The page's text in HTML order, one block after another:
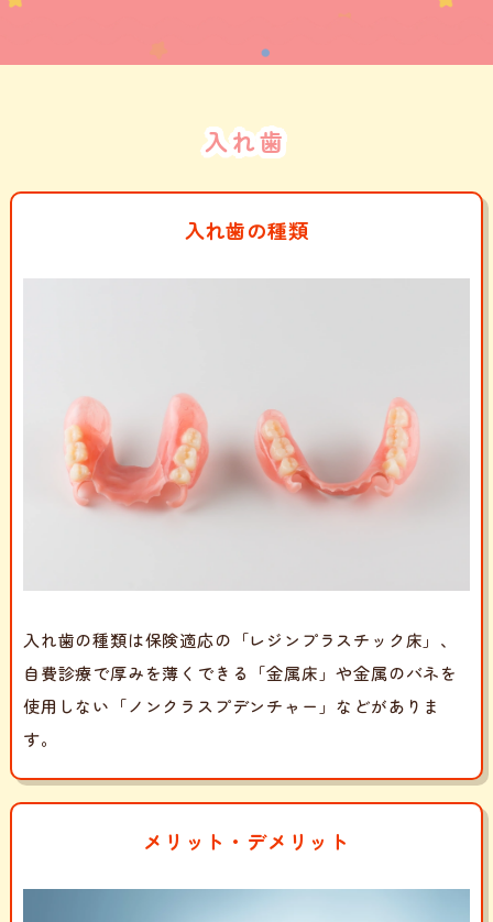
入れ歯
入れ歯の種類
入れ歯の種類は保険適応の「レジンプラスチック床」、
自費診療で厚みを薄くできる「金属床」や金属のバネを
使用しない「ノンクラスプデンチャー」などがありま
す。
メリット・デメリット